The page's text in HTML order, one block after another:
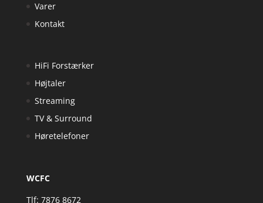
Varer
Kontakt
HiFi Forstærker
Højtaler
Streaming
TV & Surround
Høretelefoner
WCFC
Tlf: 7876 8672